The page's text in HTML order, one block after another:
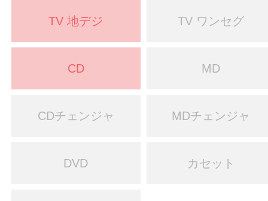
TV 地デジ TV ワンセグ
CD MD
CDチェンジャ MDチェンジャ
DVD カセット